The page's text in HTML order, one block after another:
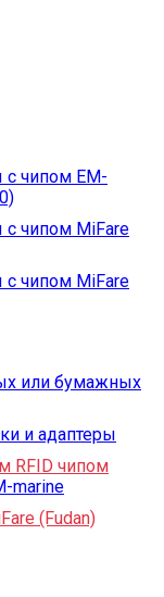
с чипом EM-
чипом MiFare
чипом MiFare
или бумажных
и адаптеры
RFID чипом
marine
(Fudan)